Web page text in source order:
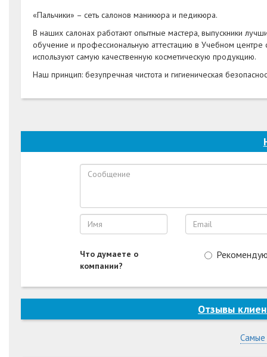
«Пальчики» – сеть салонов маникюра и педикюра.
В наших салонах работают опытные мастера, выпускники
обучение и профессиональную аттестацию в Учебном
используют самую качественную косметическую продукцию.
Наш принцип: безупречная чистота и гигиеническая
Что думаете о
компании?
Отзывы
Самые